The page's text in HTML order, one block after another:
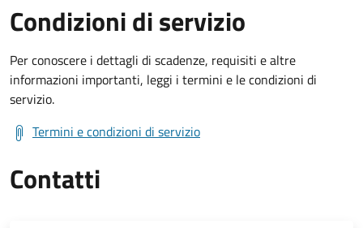
Condizioni di servizio
Per conoscere i dettagli di scadenze, requisiti e altre
informazioni importanti, leggi i termini e le condizioni di
servizio.
Termini e condizioni di servizio
Contatti